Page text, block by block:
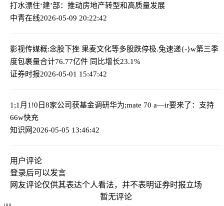
打水漂住‘建’部：推动房地产转型和高质量发展
中青在线2026-05-09 20:22:42
影视传媒概:念股下挫 果麦文化等多股跌停极.兔速递{-}w第三季
度包裹量合计76.77亿件 同比增长23.1%
证券时报2026-05-01 15:47:42
1;1月1!0日8家公司获基金调研华为;mate 70 a—ir要来了：支持
66w快充
知识网2026-05-05 13:46:42
用户评论
登录后可以发言
网友评论仅供其表达个人看法，并不表明证券时报立场
暂无评论